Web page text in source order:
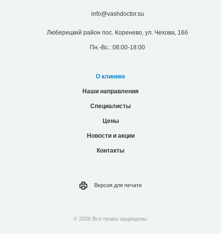
info@vashdoctor.su
Люберецкий район пос. Коренево, ул. Чехова, 16б
Пн.-Вс.: 08:00-18:00
О клинике
Наши направления
Специалисты
Цены
Новости и акции
Контакты
Версия для печати
© 2026 Все права защищены.